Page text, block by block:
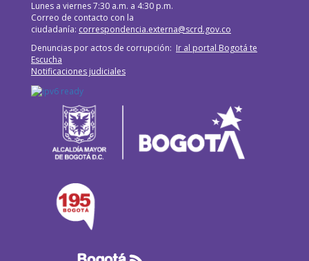
Lunes a viernes 7:30 a.m. a 4:30 p.m.
Correo de contacto con la
ciudadanía: correspondencia.externa@scrd.gov.co
Denuncias por actos de corrupción: Ir al portal Bogotá te
Escucha
Notificaciones judiciales